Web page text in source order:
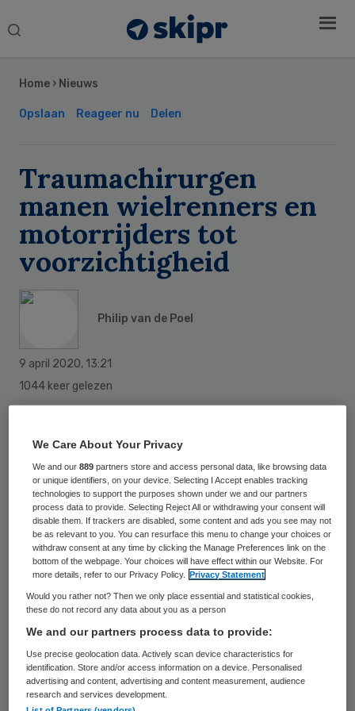
Search
Home › Nieuws
Opslaan Reageer nu Delen
Traumachirurgen
manen wielrenners en
motorrijders tot
voorzichtigheid
Philip van de Poel
9 april 2020, 13:21
1044 keer gelezen
Traumachirurgie (NVT) maant wielrenners
en motorrijders tot voorzichtigheid tijdens
de traditioneel drukke Paasdagen. Vanwege
het coronavirus zijn de mogelijkheden voor
opnames en spoedoperaties voor letsels na
ongelukken nog steeds beperkt,
waarschuwt de NVT.
Hoewel het aantal nieuwe coronapatiënten
zich voorzichtig lijkt te stabiliseren, liggen
de afdelingen en IC’s van de meeste
Sidebar
We Care About Your Privacy
We and our889 partners store and access personal data, like browsing data
or unique identifiers, on your device. Selecting I Accept enables tracking
technologies to support the purposes shown under we and our partners
process data to provide. Selecting Reject All or withdrawing your consent will
disable them. If trackers are disabled, some content and ads you see may not
be as relevant to you. You can resurface this menu to change your choices or
withdraw consent at any time by clicking the Manage Preferences link on the
bottom of the webpage. Your choices will have effect within our Website. For
more details, refer to our Privacy Policy.
Privacy Statement
Would you rather not? Then we only place essential and statistical cookies,
these do not record any data about you as a person
We and our partners process data to provide:
Use precise geolocation data. Actively scan device characteristics for
identification. Store and/or access information on a device. Personalised
advertising and content, advertising and content measurement, audience
research and services development.